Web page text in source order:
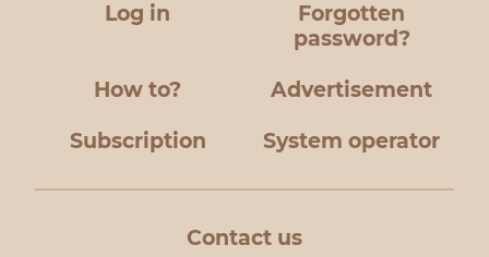
Log in
Forgotten
password?
How to? Advertisement
Subscription System operator
Contact us